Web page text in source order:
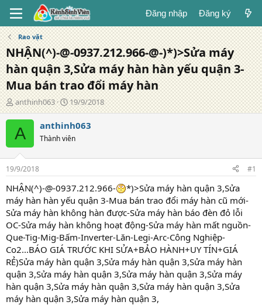
Đăng nhập Đăng ký
Rao vặt
NHẬN(^)-@-0937.212.966-@-)*)>Sửa máy
hàn quận 3,Sửa máy hàn hàn yếu quận 3-
Mua bán trao đổi máy hàn
T
á
c
g
ả
anthinh063
N
g
à
y
đ
g
19/9/2018
A anthinh063
Thành viên
19/9/2018 #1
NHẬN(^)-@-0937.212.966-
*)>Sửa máy hàn quận 3,Sửa
máy hàn hàn yếu quận 3-Mua bán trao đổi máy hàn cũ mới-
Sửa máy hàn không hàn được-Sửa máy hàn báo đèn đỏ lỗi
OC-Sửa máy hàn không hoạt động-Sửa máy hàn mất nguồn-
Que-Tig-Mig-Bấm-Inverter-Lăn-Legi-Arc-Công Nghiệp-
Co2...BÁO GIÁ TRƯỚC KHI SỬA+BẢO HÀNH+UY TÍN+GIÁ
RẺ)Sửa máy hàn quận 3,Sửa máy hàn quận 3,Sửa máy hàn
quận 3,Sửa máy hàn quận 3,Sửa máy hàn quận 3,Sửa máy
hàn quận 3,Sửa máy hàn quận 3,Sửa máy hàn quận 3,Sửa
máy hàn quận 3,Sửa máy hàn quận 3,